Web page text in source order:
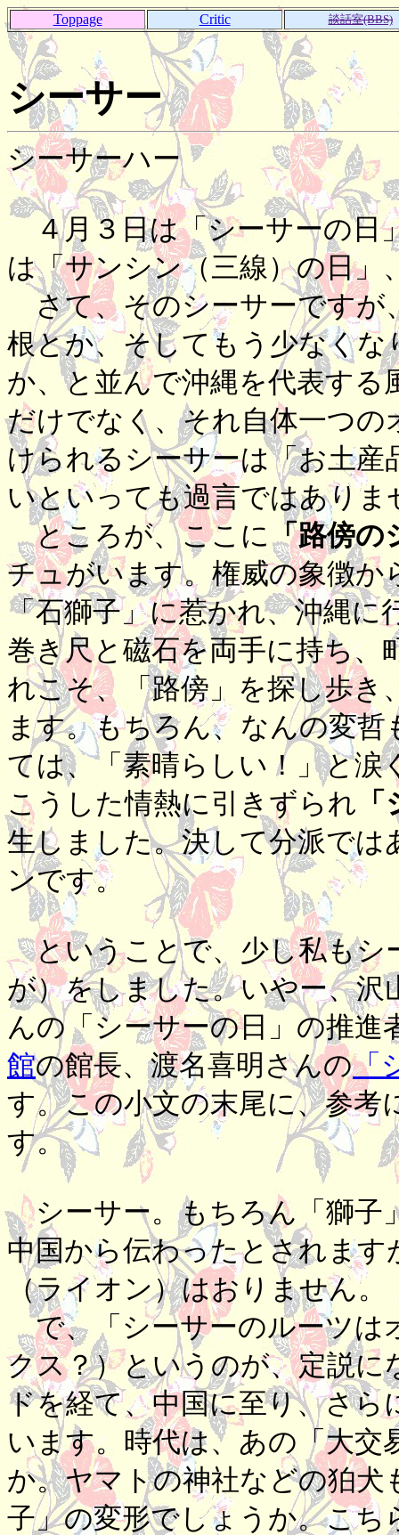
Toppage Critic 談話室(BBS)
シーサー
シーサーハー
４月３日は「シーサーの日
は「サンシン（三線）の日」
さて、そのシーサーですが
根とか、そしてもう少なく
か、と並んで沖縄を代表する
だけでなく、それ自体一つ
けられるシーサーは「お土
いといっても過言ではありま
ところが、ここに「路傍の
チュがいます。権威の象徴か
「石獅子」に惹かれ、沖縄に
巻き尺と磁石を両手に持ち、
れこそ、「路傍」を探し歩き
ます。もちろん、なんの変
ては、「素晴らしい！」と
こうした情熱に引きずられ
生しました。決して分派で
ンです。
ということで、少し私もシ
が）をしました。いやー、
んの「シーサーの日」の推進
館の館長、渡名喜明さんの「
す。この小文の末尾に、参
す。
シーサー。もちろん「獅子
中国から伝わったとされま
（ライオン）はおりません。
で、「シーサーのルーツは
クス？）というのが、定説
ドを経て、中国に至り、さ
います。時代は、あの「大交
か。ヤマトの神社などの狛
子」の変形でしょうか。こ